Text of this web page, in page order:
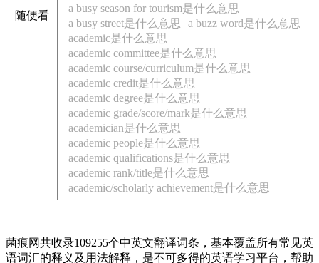
随便看
a busy season for tourism是什么意思
a busy street是什么意思
a buzz word是什么意思
academic是什么意思
academic committee是什么意思
academic course/curriculum是什么意思
academic credit是什么意思
academic degree是什么意思
academic grade/score/mark是什么意思
academician是什么意思
academic people是什么意思
academic qualifications是什么意思
academic rank/title是什么意思
academic/scholarly achievement是什么意思
菌痕网共收录109255个中英文翻译词条，基本覆盖所有常见英
语词汇的释义及用法解释，是不可多得的英语学习平台，帮助